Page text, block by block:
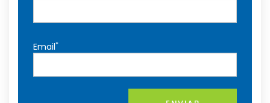
Email*